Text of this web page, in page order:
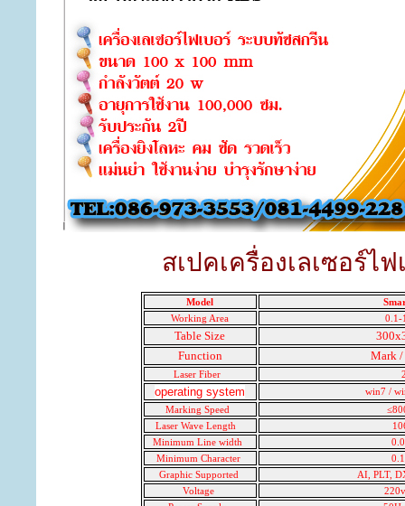
สเปคเครื่องเลเซอร์ไ
Model
Working Area
0.1-
Table Size
Function
Mark
Laser Fiber
operating system
win7 /
Marking Speed
Laser Wave Length
Minimum Line width
Minimum Character
Graphic Supported
AI, PLT,
Voltage